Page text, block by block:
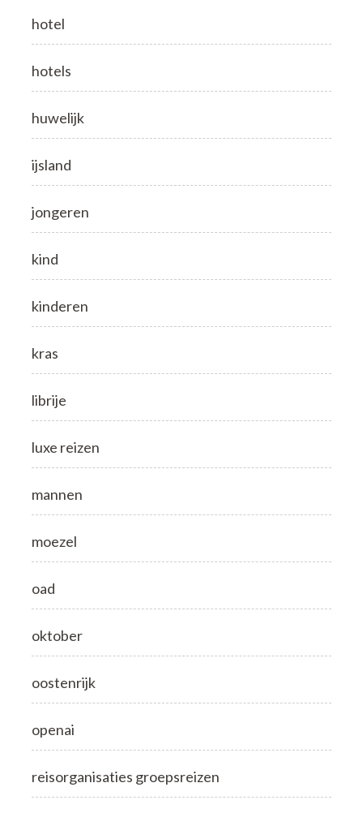
hotel
hotels
huwelijk
ijsland
jongeren
kind
kinderen
kras
librije
luxe reizen
mannen
moezel
oad
oktober
oostenrijk
openai
reisorganisaties groepsreizen